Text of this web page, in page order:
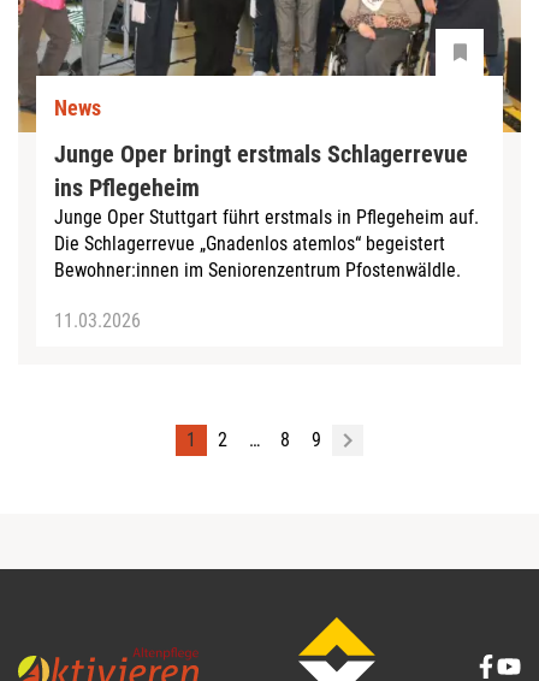
News
Junge Oper bringt erstmals Schlagerrevue
ins Pflegeheim
Junge Oper Stuttgart führt erstmals in Pflegeheim auf.
Die Schlagerrevue „Gnadenlos atemlos“ begeistert
Bewohner:innen im Seniorenzentrum Pfostenwäldle.
11.03.2026
1 2 … 8 9